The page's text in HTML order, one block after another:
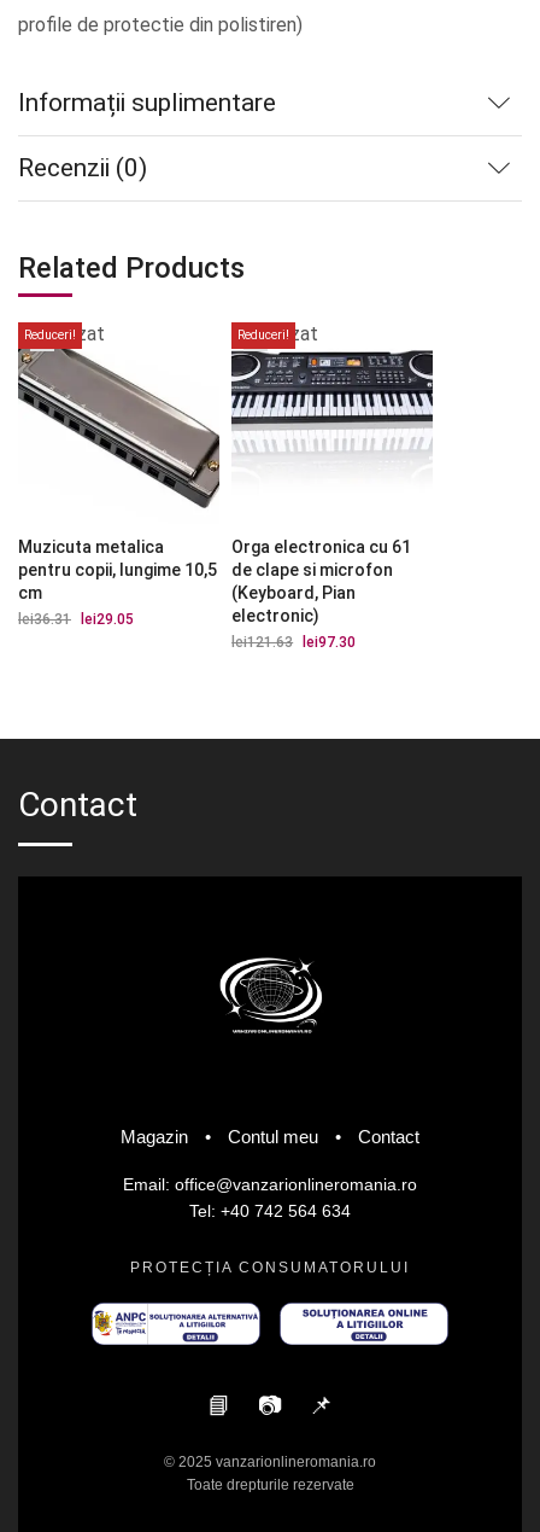
profile de protectie din polistiren)
Informații suplimentare
Recenzii (0)
Related Products
Reduceri!
epuizat
Muzicuta metalica
pentru copii, lungime 10,5
cm
lei36.31
Prețul
lei29.05
Reduceri!
epuizat
Orga electronica cu 61
de clape si microfon
(Keyboard, Pian
electronic)
lei121.63
Prețul
lei97.30
Contact
Magazin • Contul meu • Contact
Email: office@vanzarionlineromania.ro
Tel: +40 742 564 634
PROTECȚIA CONSUMATORULUI
📘 📷 📌
© 2025 vanzarionlineromania.ro
Toate drepturile rezervate